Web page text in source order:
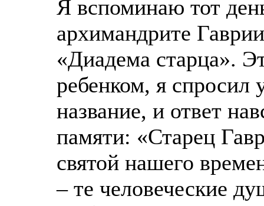
Я вспоминаю тот
архимандрите
«Диадема старца».
ребенком, я спросил
название, и ответ
памяти: «Старец
святой нашего
– те человеческие